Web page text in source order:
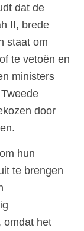
dat de
II, brede
staat om
te vetoën en
ministers
door
hun
te brengen
omdat het